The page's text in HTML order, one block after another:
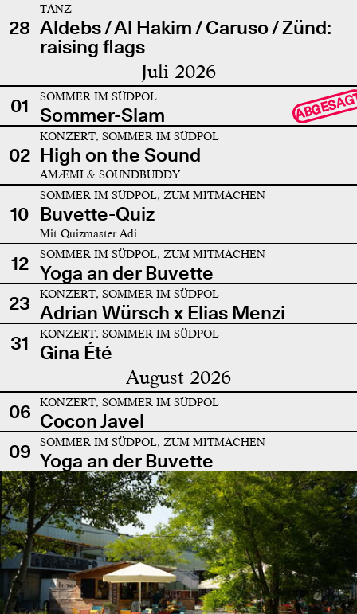
28
TANZ
Aldebs / Al Hakim / Caruso / Zünd:
raising flags
Juli 2026
01 SOMMER IM SÜDPOL
Sommer-Slam
02
KONZERT, SOMMER IM SÜDPOL
High on the Sound
AMÆMI & SOUNDBUDDY
10
SOMMER IM SÜDPOL, ZUM MITMACHEN
Buvette-Quiz
Mit Quizmaster Adi
12 SOMMER IM SÜDPOL, ZUM MITMACHEN
Yoga an der Buvette
23
KONZERT, SOMMER IM SÜDPOL
Adrian Würsch x Elias Menzi
31
KONZERT, SOMMER IM SÜDPOL
Gina Été
August 2026
06 KONZERT, SOMMER IM SÜDPOL
Cocon Javel
09
SOMMER IM SÜDPOL, ZUM MITMACHEN
Yoga an der Buvette